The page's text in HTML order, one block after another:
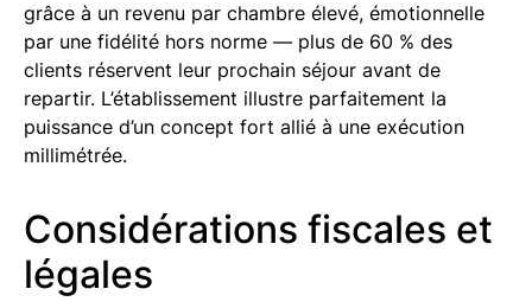
grâce à un revenu par chambre élevé, émotionnelle
par une fidélité hors norme — plus de 60 % des
clients réservent leur prochain séjour avant de
repartir. L’établissement illustre parfaitement la
puissance d’un concept fort allié à une exécution
millimétrée.
Considérations fiscales et
légales